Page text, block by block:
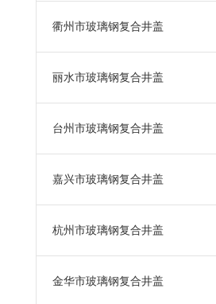
衢州市玻璃钢复合井盖
丽水市玻璃钢复合井盖
台州市玻璃钢复合井盖
嘉兴市玻璃钢复合井盖
杭州市玻璃钢复合井盖
金华市玻璃钢复合井盖